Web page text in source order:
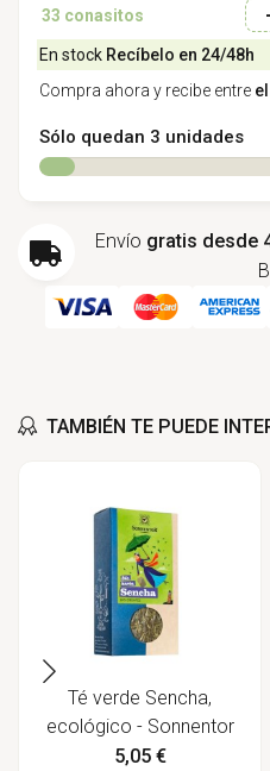
33 conasitos
En stock Recíbelo en 24/48h
Compra ahora y recibe entre
Sólo quedan 3 unidades
Envío gratis desde
TAMBIÉN TE PUEDE
Té verde Sencha,
ecológico - Sonnentor
5,05 €